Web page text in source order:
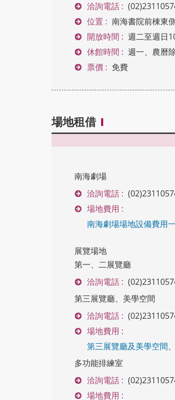
洽詢電話 :
位置 : 南海書院前棟東
開放時間 : 週二至週日
休館時間 : 週一、農曆
票價 : 免費
場地租借
南海劇場
洽詢電話 :
場地費用 :
南海劇場場地設備費用
展覽場地
第一、二展覽廳
洽詢電話 :
第三展覽廳、美學空間
洽詢電話 :
場地費用 :
第三展覽廳及美學空間、
多功能排練室
洽詢電話 :
場地費用 :